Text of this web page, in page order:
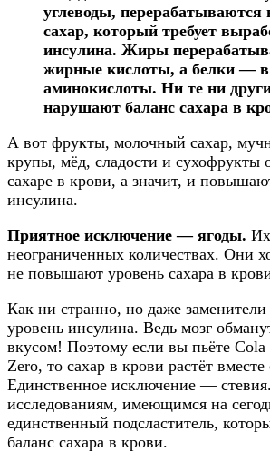
углеводы, перерабатываются
сахар, который требует
инсулина. Жиры
жирные кислоты, а белки — в
аминокислоты. Ни те ни
нарушают баланс сахара в
А вот фрукты, молочный сахар,
крупы, мёд, сладости и сухофрукты
сахаре в крови, а значит, и
инсулина.
Приятное исключение — ягоды.
неограниченных количествах. Они
не повышают уровень сахара в
Как ни странно, но даже
уровень инсулина. Ведь мозг
вкусом! Поэтому если вы пьёте
Zero, то сахар в крови растёт
Единственное исключение —
исследованиям, имеющимся на
единственный подсластитель,
баланс сахара в крови.